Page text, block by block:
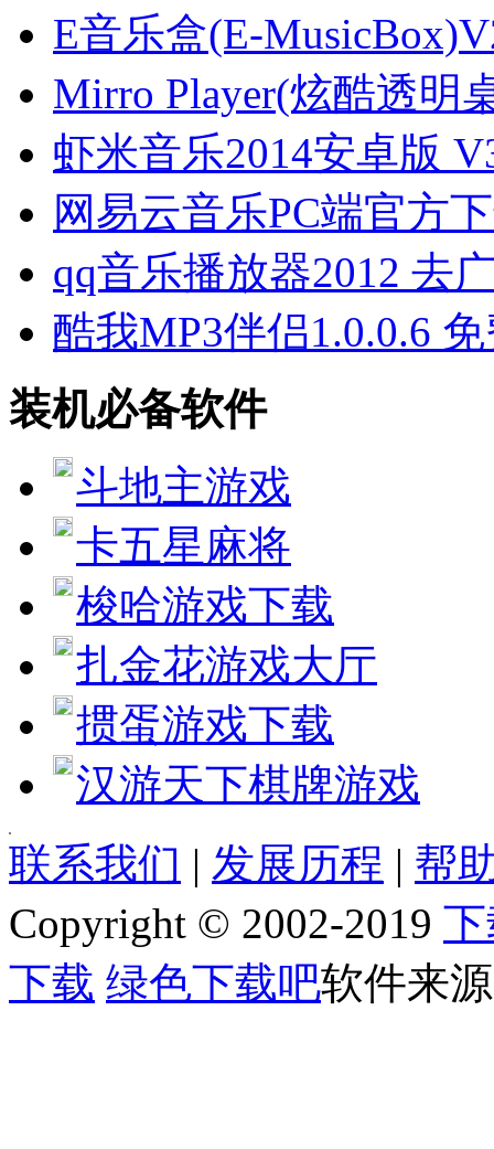
E音乐盒(E-
Mirro Player(炫酷透明
虾米音乐2014安卓版
网易云音乐PC端官方
qq音乐播放器2012 去
酷我MP3伴侣1.0.0.6
装机必备软件
斗地主游戏
卡五星麻将
梭哈游戏下载
扎金花游戏大厅
掼蛋游戏下载
汉游天下棋牌游戏
[quote] [size=4][b][url=http://www.jjxhf.comhttp://
[b]软件语言:[/b] 英文
[b]软件类别:[/b] 音频播放
[b]运行环境:[/b] Win2003,WinXP,Vinsta,WIN7,8
[b]授权方式:[/b] 共享软件
[b]整理时间:[/b] 2013-01-13
[b]开 发 商:[/b] [url=]Home page[/url]
联系我们 | 发展历程 | 帮
Copyright © 2002-2019
下载 绿色下载吧软件来